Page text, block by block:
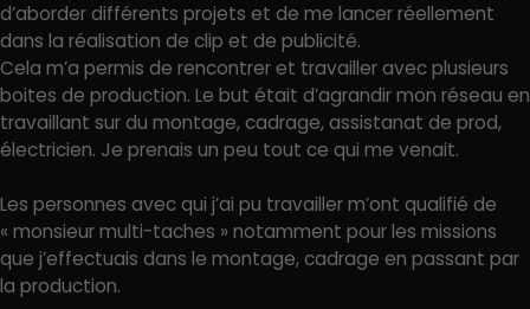
d’aborder différents projets et de me lancer réellement
dans la réalisation de clip et de publicité.
Cela m’a permis de rencontrer et travailler avec plusieurs
boites de production. Le but était d’agrandir mon réseau en
travaillant sur du montage, cadrage, assistanat de prod,
électricien. Je prenais un peu tout ce qui me venait.
Les personnes avec qui j’ai pu travailler m’ont qualifié de
« monsieur multi-taches » notamment pour les missions
que j’effectuais dans le montage, cadrage en passant par
la production.